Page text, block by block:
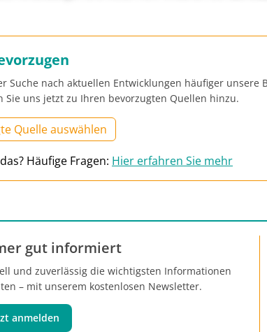
Suche nach aktuellen Entwicklungen häufiger unsere
Sie uns jetzt zu Ihren bevorzugten Quellen hinzu.
Quelle auswählen
Häufige Fragen: Hier erfahren Sie mehr
gut informiert
und zuverlässig die wichtigsten Informationen
– mit unserem kostenlosen Newsletter.
anmelden